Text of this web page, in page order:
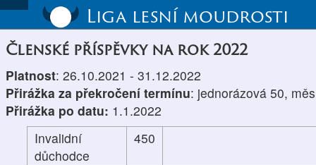
Liga lesní moudrosti
Členské příspěvky na rok 2022
Platnost: 26.10.2021 - 31.12.2022
Přirážka za překročení termínu: jednorázová 50,
Přirážka po datu: 1.1.2022
Invalidní
důchodce
450